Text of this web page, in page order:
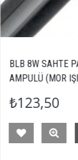
Ekle